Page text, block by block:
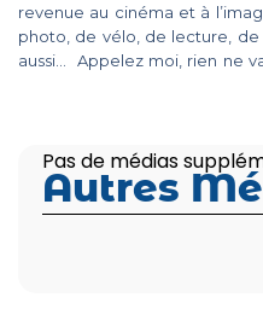
revenue au cinéma et à
photo, de vélo, de lecture, de
aussi… Appelez moi, rien ne
Autres
Pas de médias